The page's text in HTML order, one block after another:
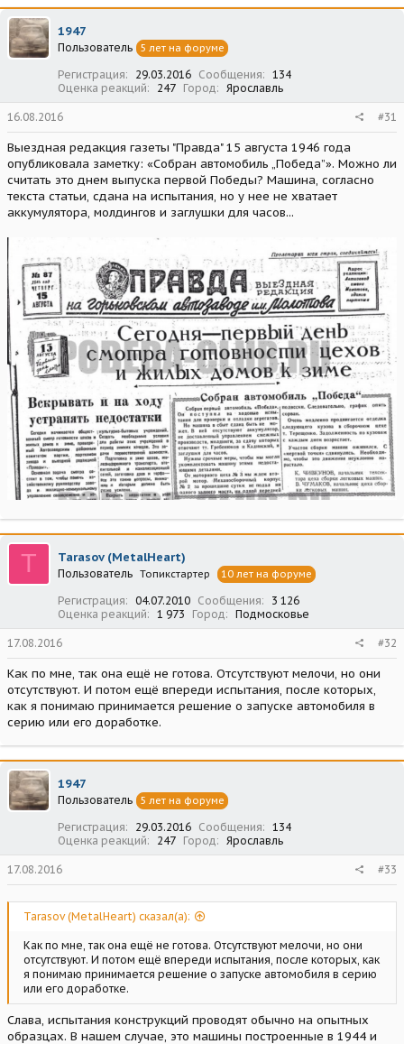
1947
Пользователь 5 лет на форуме
Регистрация 29.03.2016 Сообщения
134
Оценка реакций
247 Город Ярославль
16.08.2016 #31
Выездная редакция газеты "Правда" 15 августа 1946 года
опубликовала заметку: «Собран автомобиль „Победа”». Можно ли
считать это днем выпуска первой Победы? Машина, согласно
текста статьи, сдана на испытания, но у нее не хватает
аккумулятора, молдингов и заглушки для часов...
T Tarasov (MetalHeart)
Пользователь Топикстартер 10 лет на форуме
Регистрация 04.07.2010 Сообщения
3 126
Оценка реакций
1 973 Город Подмосковье
17.08.2016 #32
Как по мне, так она ещё не готова. Отсутствуют мелочи, но они
отсутствуют. И потом ещё впереди испытания, после которых,
как я понимаю принимается решение о запуске автомобиля в
серию или его доработке.
1947
Пользователь 5 лет на форуме
Регистрация 29.03.2016 Сообщения
134
Оценка реакций
247 Город Ярославль
17.08.2016 #33
Tarasov (MetalHeart) сказал(а):
Как по мне, так она ещё не готова. Отсутствуют мелочи, но они
отсутствуют. И потом ещё впереди испытания, после которых, как
я понимаю принимается решение о запуске автомобиля в серию
или его доработке.
Слава, испытания конструкций проводят обычно на опытных
образцах. В нашем случае, это машины построенные в 1944 и